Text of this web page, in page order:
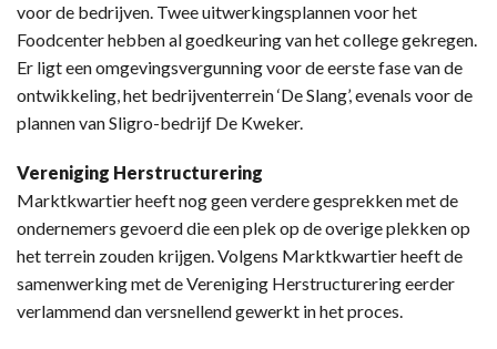
voor de bedrijven. Twee uitwerkingsplannen voor het
Foodcenter hebben al goedkeuring van het college gekregen.
Er ligt een omgevingsvergunning voor de eerste fase van de
ontwikkeling, het bedrijventerrein ‘De Slang’, evenals voor de
plannen van Sligro-bedrijf De Kweker.
Vereniging Herstructurering
Marktkwartier heeft nog geen verdere gesprekken met de
ondernemers gevoerd die een plek op de overige plekken op
het terrein zouden krijgen. Volgens Marktkwartier heeft de
samenwerking met de Vereniging Herstructurering eerder
verlammend dan versnellend gewerkt in het proces.